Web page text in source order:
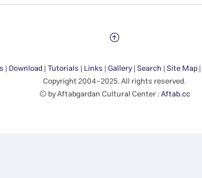
|Download|Tutorials|Links|Gallery|Search|Site Map|
Copyright 2004-2025. All rights reserved.
© by Aftabgardan Cultural Center :Aftab.cc